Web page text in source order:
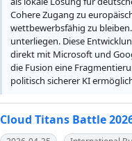
Cohere Zugang zu
wettbewerbsfähig zu
unterliegen. Diese
direkt mit Microsoft und
die Fusion eine
politisch sicherer KI
Cloud Titans Battle